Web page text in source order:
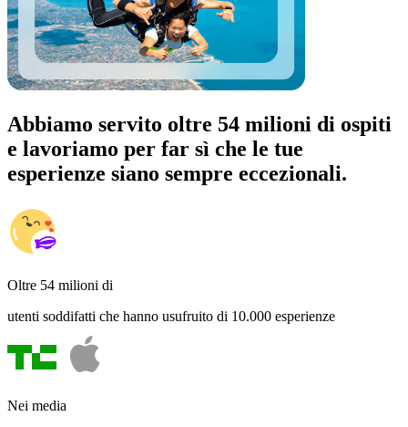
Abbiamo servito oltre 54 milioni di ospiti
e lavoriamo per far sì che le tue
esperienze siano sempre eccezionali.
Oltre 54 milioni di
utenti soddifatti che hanno usufruito di 10.000 esperienze
Nei media